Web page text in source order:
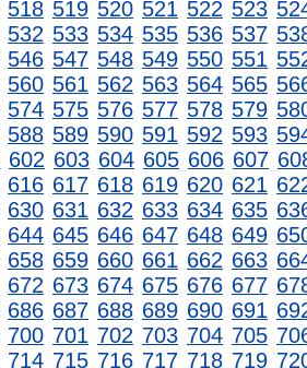
518 519 520 521 522 523
532 533 534 535 536 537
546 547 548 549 550 551
560 561 562 563 564 565
574 575 576 577 578 579
588 589 590 591 592 593
602 603 604 605 606 607
616 617 618 619 620 621
630 631 632 633 634 635
644 645 646 647 648 649
658 659 660 661 662 663
672 673 674 675 676 677
686 687 688 689 690 691
700 701 702 703 704 705
714 715 716 717 718 719